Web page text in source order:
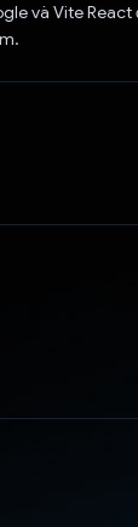
và Vite